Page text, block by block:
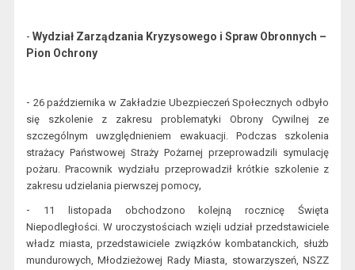
- Wydział Zarządzania Kryzysowego i Spraw Obronnych –
Pion Ochrony
- 26 październikaw Zakładzie Ubezpieczeń Społecznych odbyło
się szkolenie z zakresu problematyki Obrony Cywilnej ze
szczególnym uwzględnieniem ewakuacji. Podczas szkolenia
strażacy Państwowej StrażyPożarnej przeprowadzili symulację
pożaru. Pracownik wydziału przeprowadził krótkie szkolenie z
zakresu udzielania pierwszej pomocy,
-
11 listopada obchodzono kolejną rocznicę Święta
Niepodległości. W uroczystościach wzięli udział przedstawiciele
władz miasta, przedstawiciele związków kombatanckich, służb
mundurowych, Młodzieżowej Rady Miasta, stowarzyszeń, NSZZ